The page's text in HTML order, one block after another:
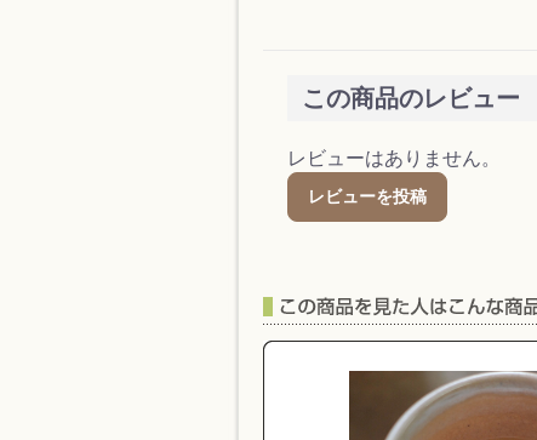
この商品のレビュー
レビューはありません。
レビューを投稿